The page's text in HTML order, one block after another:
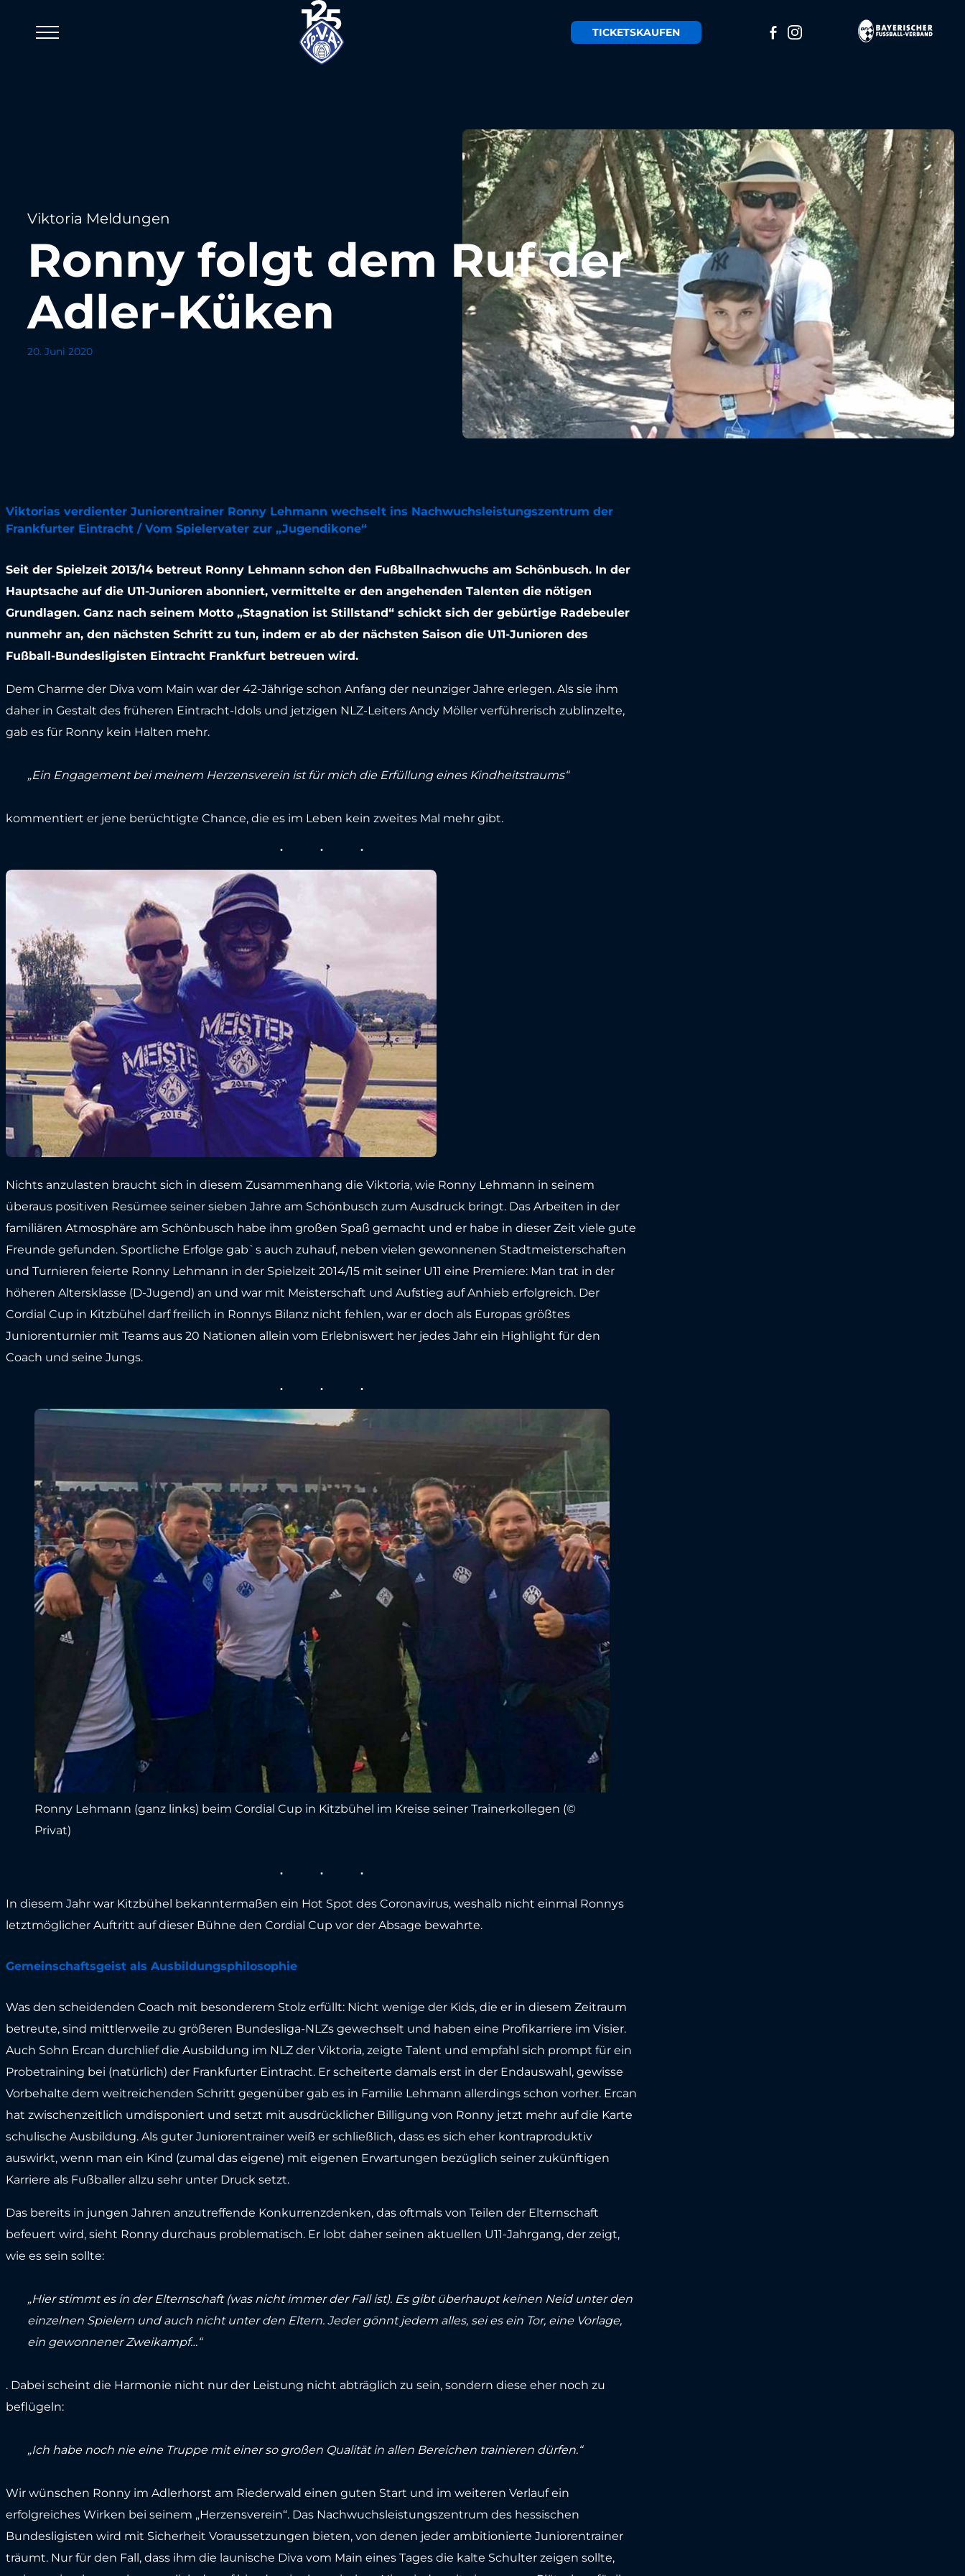
TICKETSKAUFEN
Viktoria Meldungen
Ronny folgt dem Ruf der
Adler-Küken
20. Juni 2020
Viktorias verdienter Juniorentrainer Ronny Lehmann wechselt ins Nachwuchsleistungszentrum der
Frankfurter Eintracht / Vom Spielervater zur „Jugendikone“
Seit der Spielzeit 2013/14 betreut Ronny Lehmann schon den Fußballnachwuchs am Schönbusch. In der
Hauptsache auf die U11-Junioren abonniert, vermittelte er den angehenden Talenten die nötigen
Grundlagen. Ganz nach seinem Motto „Stagnation ist Stillstand“ schickt sich der gebürtige Radebeuler
nunmehr an, den nächsten Schritt zu tun, indem er ab der nächsten Saison die U11-Junioren des
Fußball-Bundesligisten Eintracht Frankfurt betreuen wird.
Dem Charme der Diva vom Main war der 42-Jährige schon Anfang der neunziger Jahre erlegen. Als sie ihm
daher in Gestalt des früheren Eintracht-Idols und jetzigen NLZ-Leiters Andy Möller verführerisch zublinzelte,
gab es für Ronny kein Halten mehr.
„Ein Engagement bei meinem Herzensverein ist für mich die Erfüllung eines Kindheitstraums“
kommentiert er jene berüchtigte Chance, die es im Leben kein zweites Mal mehr gibt.
Nichts anzulasten braucht sich in diesem Zusammenhang die Viktoria, wie Ronny Lehmann in seinem
überaus positiven Resümee seiner sieben Jahre am Schönbusch zum Ausdruck bringt. Das Arbeiten in der
familiären Atmosphäre am Schönbusch habe ihm großen Spaß gemacht und er habe in dieser Zeit viele gute
Freunde gefunden. Sportliche Erfolge gab`s auch zuhauf, neben vielen gewonnenen Stadtmeisterschaften
und Turnieren feierte Ronny Lehmann in der Spielzeit 2014/15 mit seiner U11 eine Premiere: Man trat in der
höheren Altersklasse (D-Jugend) an und war mit Meisterschaft und Aufstieg auf Anhieb erfolgreich. Der
Cordial Cup in Kitzbühel darf freilich in Ronnys Bilanz nicht fehlen, war er doch als Europas größtes
Juniorenturnier mit Teams aus 20 Nationen allein vom Erlebniswert her jedes Jahr ein Highlight für den
Coach und seine Jungs.
Ronny Lehmann (ganz links) beim Cordial Cup in Kitzbühel im Kreise seiner Trainerkollegen (©
Privat)
In diesem Jahr war Kitzbühel bekanntermaßen ein Hot Spot des Coronavirus, weshalb nicht einmal Ronnys
letztmöglicher Auftritt auf dieser Bühne den Cordial Cup vor der Absage bewahrte.
Gemeinschaftsgeist als Ausbildungsphilosophie
Was den scheidenden Coach mit besonderem Stolz erfüllt: Nicht wenige der Kids, die er in diesem Zeitraum
betreute, sind mittlerweile zu größeren Bundesliga-NLZs gewechselt und haben eine Profikarriere im Visier.
Auch Sohn Ercan durchlief die Ausbildung im NLZ der Viktoria, zeigte Talent und empfahl sich prompt für ein
Probetraining bei (natürlich) der Frankfurter Eintracht. Er scheiterte damals erst in der Endauswahl, gewisse
Vorbehalte dem weitreichenden Schritt gegenüber gab es in Familie Lehmann allerdings schon vorher. Ercan
hat zwischenzeitlich umdisponiert und setzt mit ausdrücklicher Billigung von Ronny jetzt mehr auf die Karte
schulische Ausbildung. Als guter Juniorentrainer weiß er schließlich, dass es sich eher kontraproduktiv
auswirkt, wenn man ein Kind (zumal das eigene) mit eigenen Erwartungen bezüglich seiner zukünftigen
Karriere als Fußballer allzu sehr unter Druck setzt.
Das bereits in jungen Jahren anzutreffende Konkurrenzdenken, das oftmals von Teilen der Elternschaft
befeuert wird, sieht Ronny durchaus problematisch. Er lobt daher seinen aktuellen U11-Jahrgang, der zeigt,
wie es sein sollte:
„Hier stimmt es in der Elternschaft (was nicht immer der Fall ist). Es gibt überhaupt keinen Neid unter den
einzelnen Spielern und auch nicht unter den Eltern. Jeder gönnt jedem alles, sei es ein Tor, eine Vorlage,
ein gewonnener Zweikampf…“
. Dabei scheint die Harmonie nicht nur der Leistung nicht abträglich zu sein, sondern diese eher noch zu
beflügeln:
„Ich habe noch nie eine Truppe mit einer so großen Qualität in allen Bereichen trainieren dürfen.“
Wir wünschen Ronny im Adlerhorst am Riederwald einen guten Start und im weiteren Verlauf ein
erfolgreiches Wirken bei seinem „Herzensverein“. Das Nachwuchsleistungszentrum des hessischen
Bundesligisten wird mit Sicherheit Voraussetzungen bieten, von denen jeder ambitionierte Juniorentrainer
träumt. Nur für den Fall, dass ihm die launische Diva vom Main eines Tages die kalte Schulter zeigen sollte,